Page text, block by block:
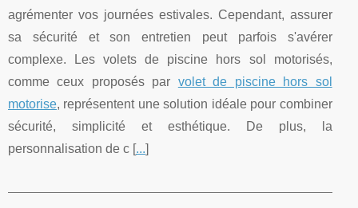
agrémenter vos journées estivales. Cependant, assurer
sa sécurité et son entretien peut parfois s'avérer
complexe. Les volets de piscine hors sol motorisés,
comme ceux proposés par volet de piscine hors sol
motorise, représentent une solution idéale pour combiner
sécurité, simplicité et esthétique. De plus, la
personnalisation de c [...]